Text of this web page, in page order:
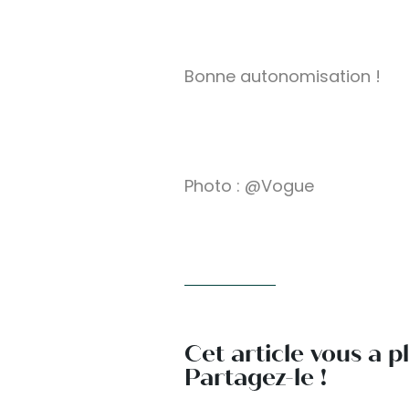
Bonne autonomisation !
Photo : @Vogue
Cet article vous a
Partagez-le !